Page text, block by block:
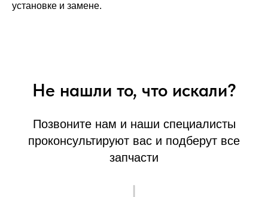
установке и замене.
Не нашли то, что искали?
Позвоните нам и наши специалисты
проконсультируют вас и подберут все
запчасти